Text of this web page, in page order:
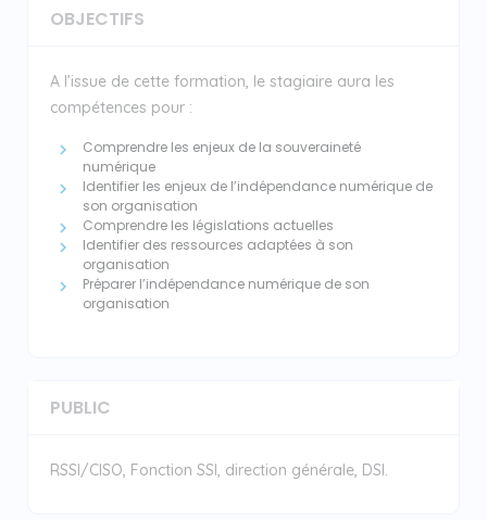
OBJECTIFS
A l’issue de cette formation, le stagiaire aura les
compétences pour :
Comprendre les enjeux de la souveraineté
numérique
Identifier les enjeux de l’indépendance numérique de
son organisation
Comprendre les législations actuelles
Identifier des ressources adaptées à son
organisation
Préparer l’indépendance numérique de son
organisation
PUBLIC
RSSI/CISO, Fonction SSI, direction générale, DSI.